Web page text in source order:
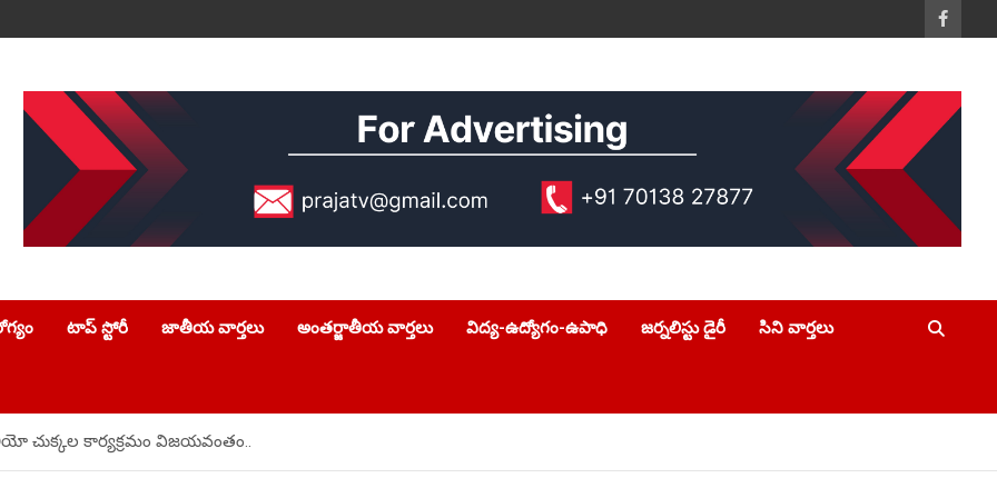
టాప్ స్టోరీ జాతీయ వార్తలు అంతర్జాతీయ వార్తలు విద్య-ఉద్యోగం-ఉపాధి జర్నలిస్టు డైరీ సిని వార్తలు
కార్యక్రమం విజయవంతం..